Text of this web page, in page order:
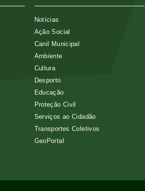
Notícias
Ação Social
Canil Municipal
Ambiente
Cultura
Desporto
Educação
Proteção Civil
Serviços ao Cidadão
Transportes Coletivos
GeoPortal